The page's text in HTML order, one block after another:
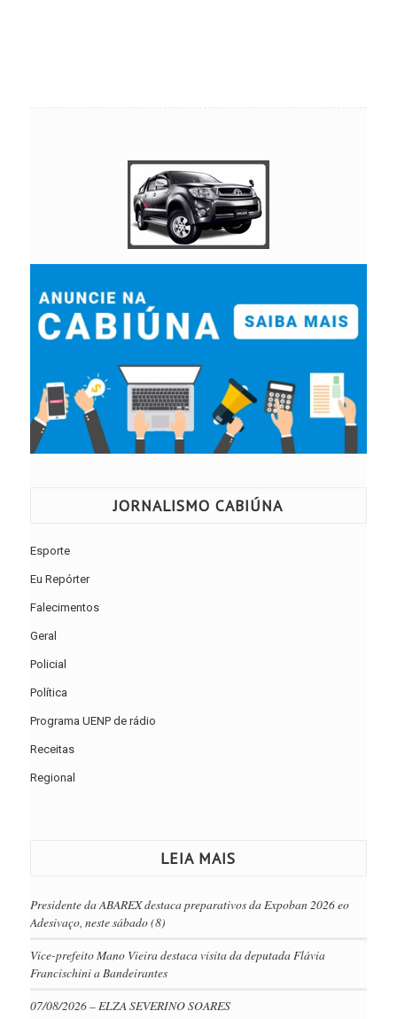
JORNALISMO CABIÚNA
Esporte
Eu Repórter
Falecimentos
Geral
Policial
Política
Programa UENP de rádio
Receitas
Regional
LEIA MAIS
Presidente da ABAREX destaca preparativos da Expoban 2026 eo
Adesivaço, neste sábado (8)
Vice-prefeito Mano Vieira destaca visita da deputada Flávia
Francischini a Bandeirantes
07/08/2026 – ELZA SEVERINO SOARES